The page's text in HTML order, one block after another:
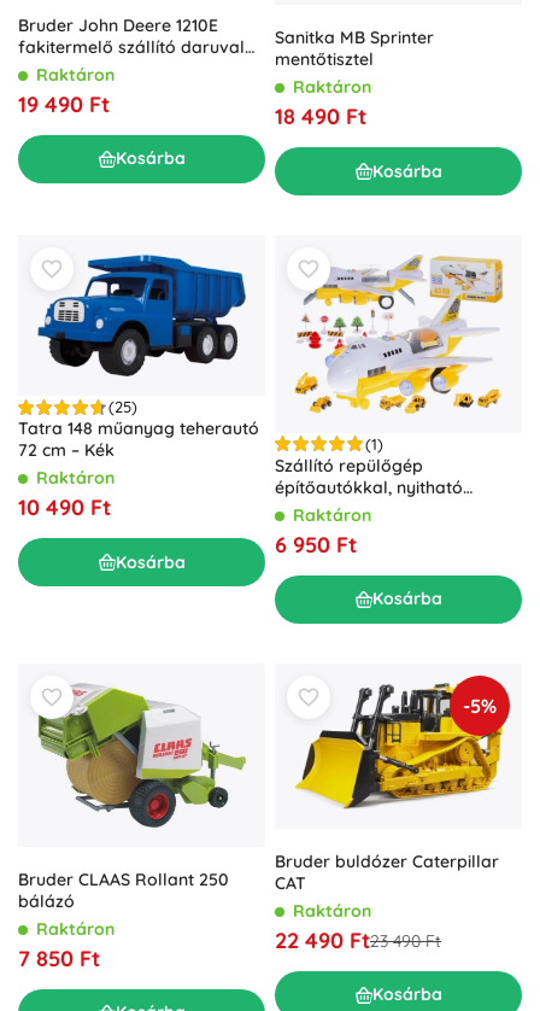
Bruder John Deere 1210E
fakitermelő szállító daruval
1:16Raktáron
19 490 Ft
Kosárba
Sanitka MB Sprinter
mentőtisztel
Raktáron
18 490 Ft
Kosárba
(25)
Tatra 148 műanyag teherautó
72 cm – Kék
Raktáron
10 490 Ft
Kosárba
(1)
Szállító repülőgép
építőautókkal, nyitható
törzzsel és fényhatásokkal
Raktáron
6 950 Ft
Kosárba
Bruder CLAAS Rollant 250
bálázó
Raktáron
7 850 Ft
-5%
Bruder buldózer Caterpillar
CAT
Raktáron
22 490 Ft23 490 Ft
Kosárba